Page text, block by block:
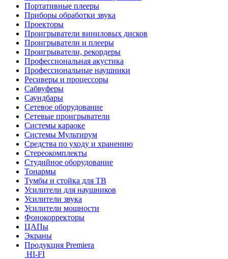
Портативные плееры
Приборы обработки звука
Проекторы
Проигрыватели виниловых дисков
Проигрыватели и плееры
Проигрыватели, рекордеры
Профессиональная акустика
Профессиональные наушники
Ресиверы и процессоры
Сабвуферы
Саундбары
Сетевое оборудование
Сетевые проигрыватели
Системы караоке
Системы Мультирум
Средства по уходу и хранению
Стереокомплекты
Студийное оборудование
Тонармы
Тумбы и стойка для ТВ
Усилители для наушников
Усилители звука
Усилители мощности
Фонокорректоры
ЦАПы
Экраны
Продукция Premiera
HI-FI